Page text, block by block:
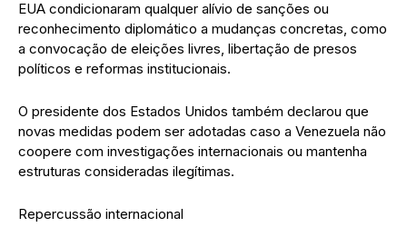
EUA condicionaram qualquer alívio de sanções ou
reconhecimento diplomático a mudanças concretas, como
a convocação de eleições livres, libertação de presos
políticos e reformas institucionais.
O presidente dos Estados Unidos também declarou que
novas medidas podem ser adotadas caso a Venezuela não
coopere com investigações internacionais ou mantenha
estruturas consideradas ilegítimas.
Repercussão internacional